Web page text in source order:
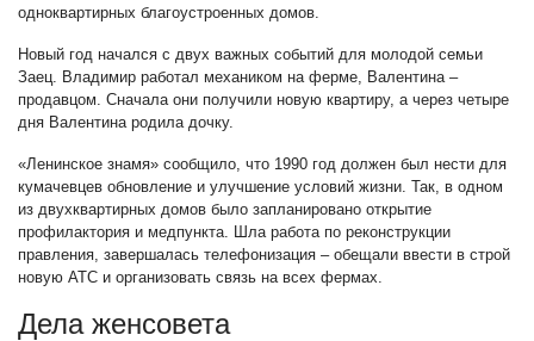
одноквартирных благоустроенных домов.
Новый год начался с двух важных событий для молодой семьи
Заец. Владимир работал механиком на ферме, Валентина –
продавцом. Сначала они получили новую квартиру, а через четыре
дня Валентина родила дочку.
«Ленинское знамя» сообщило, что 1990 год должен был нести для
кумачевцев обновление и улучшение условий жизни. Так, в одном
из двухквартирных домов было запланировано открытие
профилактория и медпункта. Шла работа по реконструкции
правления, завершалась телефонизация – обещали ввести в строй
новую АТС и организовать связь на всех фермах.
Дела женсовета